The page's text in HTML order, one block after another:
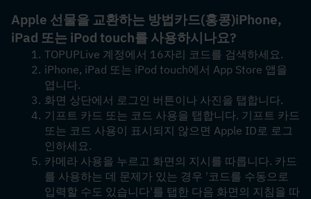
Apple 선물을 교환하는 방법카드(홍콩)iPhone,
iPad 또는 iPod touch를 사용하시나요?
TOPUPLive 계정에서 16자리 코드를 검색하세요.
iPhone, iPad 또는 iPod touch에서 App Store 앱을
엽니다.
화면 상단에서 로그인 버튼이나 사진을 탭합니다.
기프트 카드 또는 코드 사용을 탭합니다. 기프트 카드
또는 코드 사용이 표시되지 않으면 Apple ID로 로그
인하세요.
카메라 사용을 누르고 화면의 지시를 따릅니다. 카드
를 사용하는 데 문제가 있는 경우 '코드를 수동으로
입력할 수도 있습니다'를 탭한 다음 화면의 지침을 따